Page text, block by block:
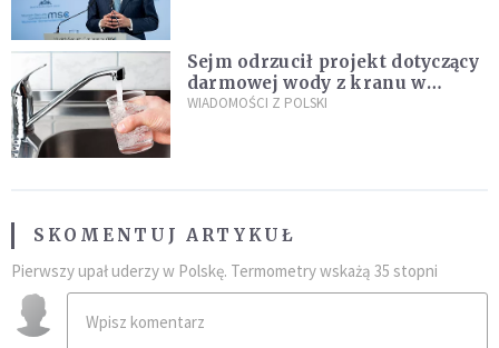
Sejm odrzucił projekt dotyczący
darmowej wody z kranu w
restauracjach
WIADOMOŚCI Z POLSKI
SKOMENTUJ ARTYKUŁ
Pierwszy upał uderzy w Polskę. Termometry wskażą 35 stopni